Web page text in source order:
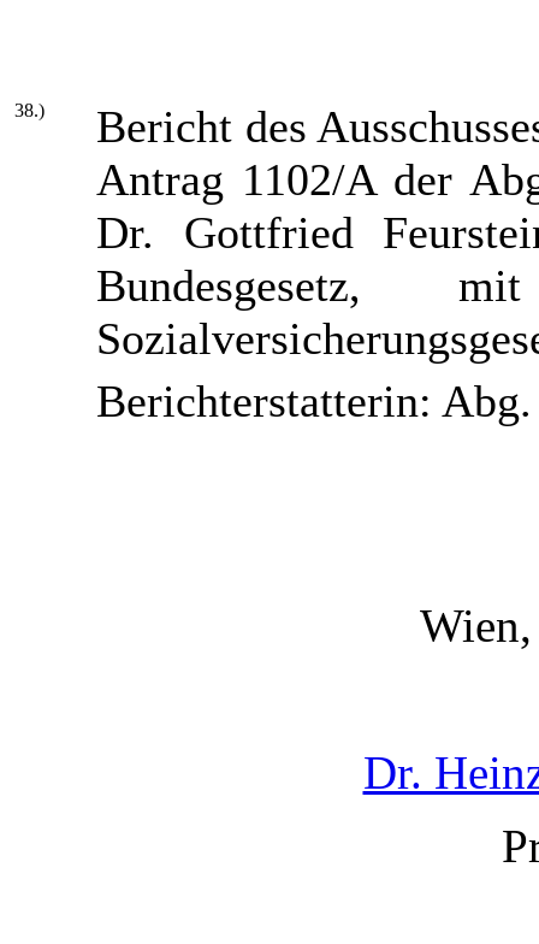
38.)
Bericht des
Antrag 1102/A der
Dr. Gottfried
Bundesgesetz,
Berichterstatterin:
Dr.